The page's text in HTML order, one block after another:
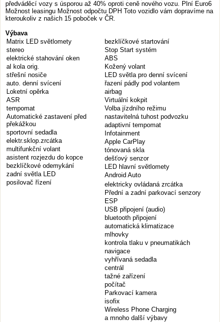
předváděcí vozy s úsporou až 40% oproti ceně nového vozu. Plní Euro6
Možnost leasingu Možnost odpočtu DPH Toto vozidlo vám dopravíme na
kteroukoliv z našich 15 poboček v ČR.
Výbava
Matrix LED světlomety
stereo
elektrické stahování oken
al kola orig.
střešní nosiče
auto. denní svícení
Loketní opěrka
ASR
tempomat
Automatické zastavení před
překážkou
sportovní sedadla
elektr.sklop.zrcátka
multifunkční volant
asistent rozjezdu do kopce
bezklíčkové odemykání
zadní světla LED
posilovač řízení
bezklíčkové startování
Stop Start systém
ABS
Kožený volant
LED světla pro denní svícení
řazení pádly pod volantem
airbag
Virtuální kokpit
Volba jízdního režimu
nastavitelná tuhost podvozku
adaptivní tempomat
Infotainment
Apple CarPlay
tónovaná skla
dešťový senzor
LED hlavní světlomety
Android Auto
elektricky ovládaná zrcátka
Přední a zadní parkovací senzory
ESP
USB připojení (audio)
bluetooth připojení
automatická klimatizace
mlhovky
kontrola tlaku v pneumatikách
navigace
vyhřívaná sedadla
centrál
tažné zařízení
počítač
Parkovací kamera
isofix
Wireless Phone Charging
a mnoho další výbavy